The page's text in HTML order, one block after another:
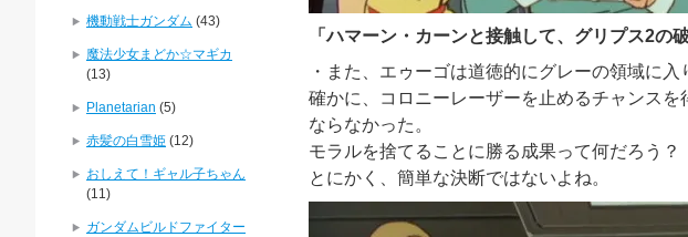
「ハマーン・カーンと接触して、グリプス2の
・また、エゥーゴは道徳的にグレーの領域に入
確かに、コロニーレーザーを止めるチャンス
ならなかった。
モラルを捨てることに勝る成果って何だろう？
とにかく、簡単な決断ではないよね。
機動戦士ガンダム (43)
魔法少女まどか☆マギカ
(13)
Planetarian (5)
赤髪の白雪姫 (12)
おしえて！ギャル子ちゃん
(11)
ガンダムビルドファイター